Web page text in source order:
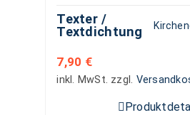
Texter /
Textdichtung
7,90 €
inkl. MwSt. zzgl.